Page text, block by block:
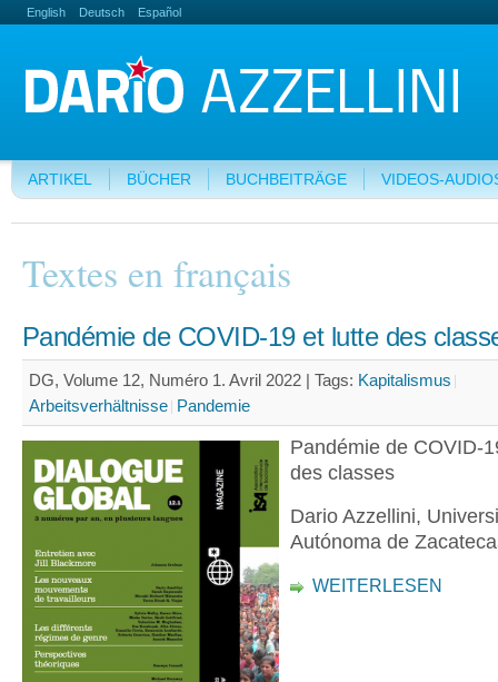
English Deutsch Español
ARTIKEL BÜCHER BUCHBEITRÄGE VIDEOS-
Textes en français
Pandémie de COVID-19 et lutte des
DG, Volume 12, Numéro 1. Avril 2022 | Tags: Kapitalismus
Arbeitsverhältnisse Pandemie
Pandémie de COVID-
des classes
Dario Azzellini,
Autónoma de
WEITERLESEN